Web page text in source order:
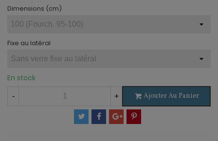
Dimensions (cm)
Fixe au latéral
En stock
- + Ajouter Au Panier